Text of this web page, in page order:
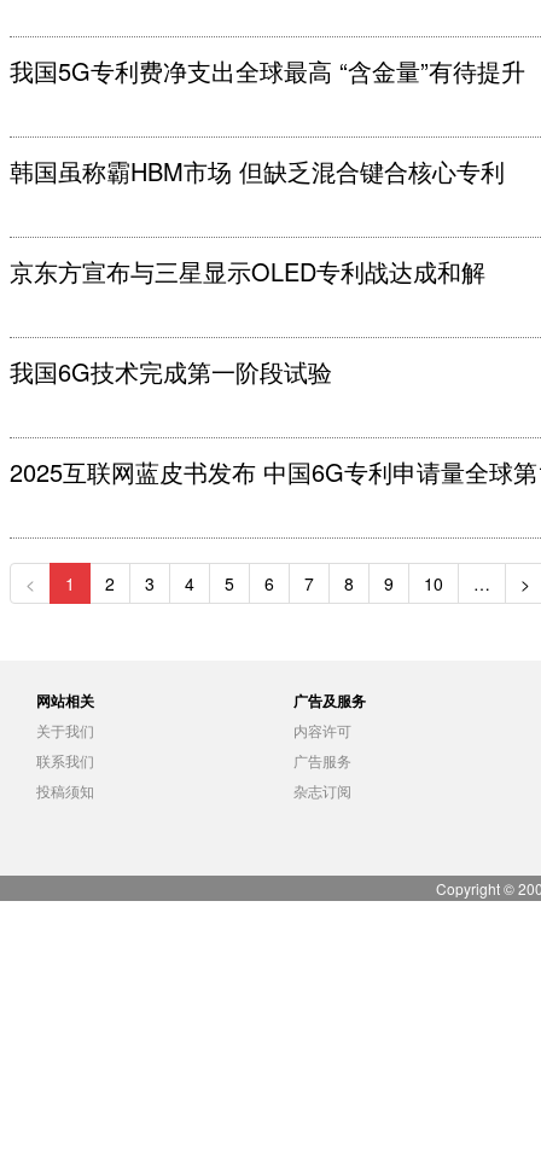
我国5G专利费净支出全球最高 “含金量”有待提升
韩国虽称霸HBM市场 但缺乏混合键合核心专利
京东方宣布与三星显示OLED专利战达成和解
我国6G技术完成第一阶段试验
2025互联网蓝皮书发布 中国6G专利申请量全球
< 1 2 3 4 5 6 7 8 9 10 … >
网站相关
关于我们
联系我们
投稿须知
广告及服务
内容许可
广告服务
杂志订阅
Copyright ©